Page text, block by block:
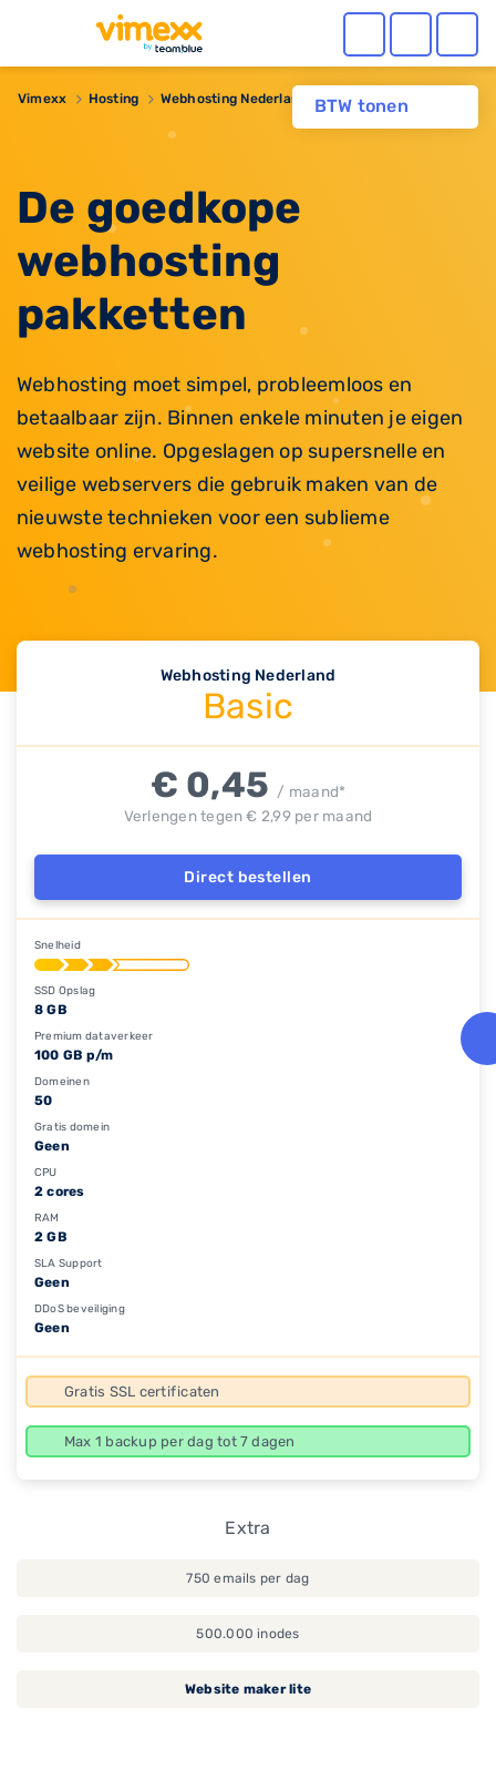
BTW tonen
Vimexx Hosting Webhosting Nederland
De goedkope
webhosting
pakketten
Webhosting moet simpel, probleemloos en
betaalbaar zijn. Binnen enkele minuten je eigen
website online. Opgeslagen op supersnelle en
veilige webservers die gebruik maken van de
nieuwste technieken voor een sublieme
webhosting ervaring.
Webhosting Nederland
Basic
€ 0,45 / maand*
Verlengen tegen € 2,99 per maand
Direct bestellen
Snelheid
SSD Opslag
8 GB
Premium dataverkeer
100 GB p/m
Domeinen
50
Gratis domein
Geen
CPU
2 cores
RAM
2 GB
SLA Support
Geen
DDoS beveiliging
Geen
Gratis SSL certificaten
Max 1 backup per dag tot 7 dagen
Extra
750 emails per dag
500.000 inodes
Website maker lite